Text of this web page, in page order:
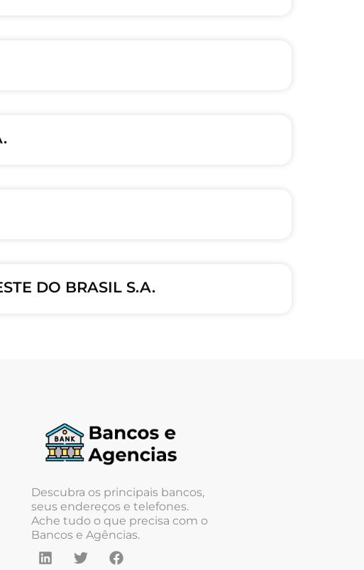
DO BRASIL S.A.
Descubra os principais bancos,
seus endereços e telefones.
Ache tudo o que precisa com o
Bancos e Agências.